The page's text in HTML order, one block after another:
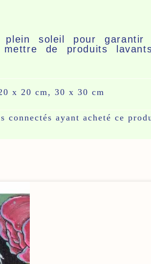
soleil pour garantir
de produits
x 20 cm, 30 x 30 cm
connectés ayant acheté ce